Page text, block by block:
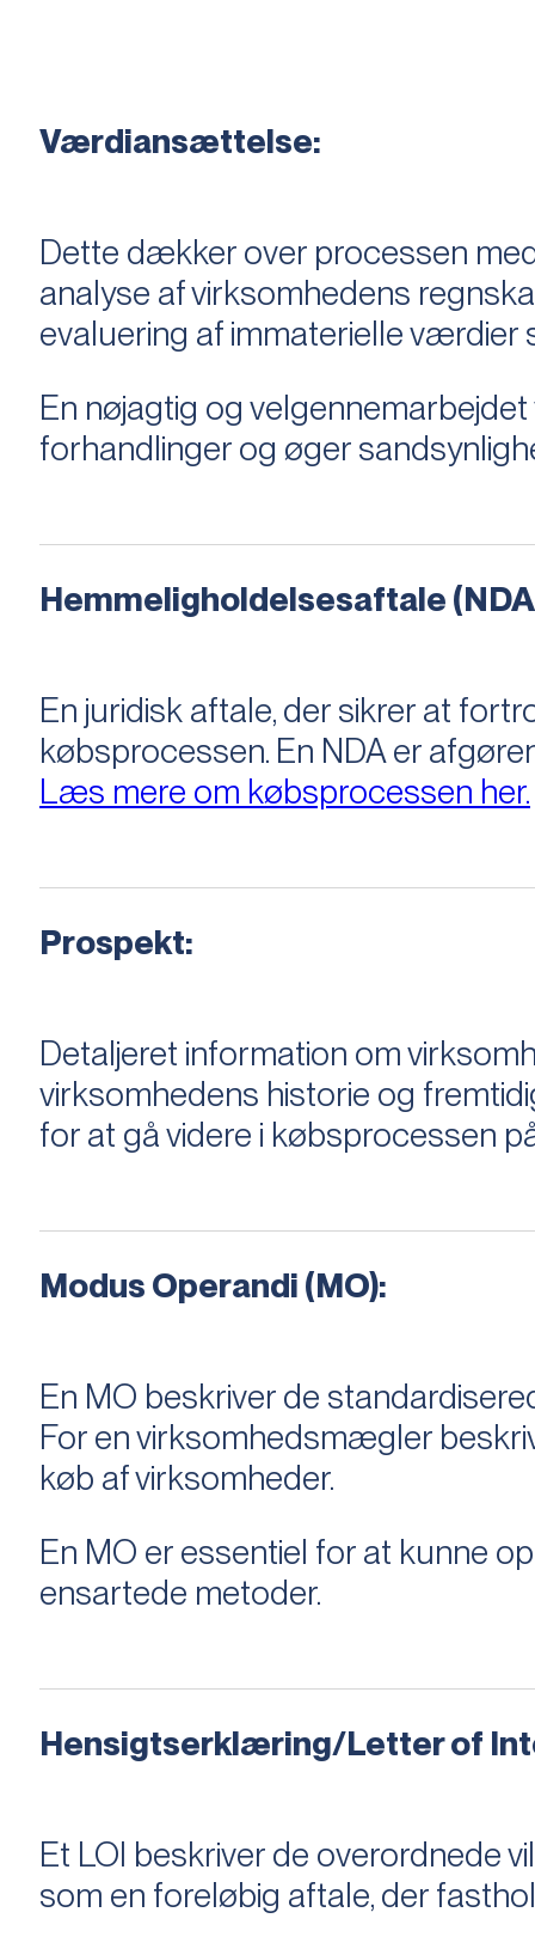
Værdiansættelse:
Dette dækker over processen
analyse af virksomhedens
evaluering af immaterielle
En nøjagtig og
forhandlinger og øger
Hemmeligholdelsesaftale
En juridisk aftale, der sikrer at
købsprocessen​​. En NDA er
Læs mere om købsprocessen her.
Prospekt:
Detaljeret information om
virksomhedens historie og
for at gå videre i købsprocessen
Modus Operandi (MO):
En MO beskriver de
For en virksomhedsmægler
køb af virksomheder.
En MO er essentiel for at kunne
ensartede metoder.
Hensigtserklæring/Letter of
Et LOI beskriver de overordnede
som en foreløbig aftale, der